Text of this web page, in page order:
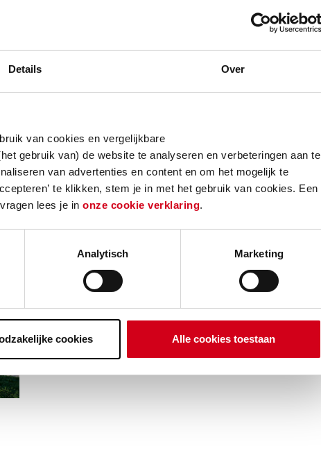
Details Over
van cookies en vergelijkbare
gebruik van) de website te analyseren en verbeteringen aan te
van advertenties en content en om het mogelijk te
te klikken, stem je in met het gebruik van cookies. Een
lees je in onze cookie verklaring.
Analytisch Marketing
cookies Alle cookies toestaan